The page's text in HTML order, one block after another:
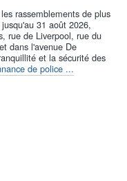
majorité en place.
:
rassemblements de plus
31 août 2026,
rue de Liverpool, rue du
dans l'avenue De
et la sécurité des
de police ...